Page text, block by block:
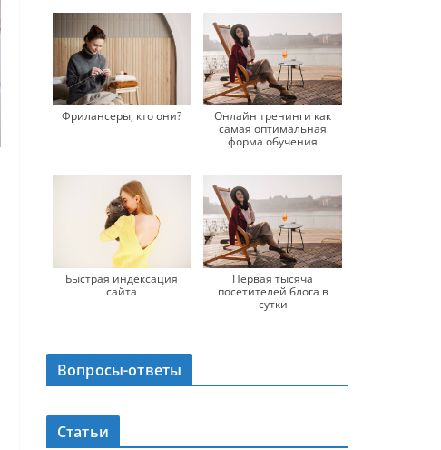
Фрилансеры, кто они?
Онлайн тренинги как
самая оптимальная
форма обучения
Быстрая индексация
сайта
Первая тысяча
посетителей блога в
сутки
Вопросы-ответы
Статьи